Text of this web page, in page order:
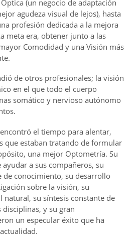
(un negocio de adaptación
agudeza visual de lejos), hasta
profesión dedicada a la mejora
meta era, obtener junto a las
Comodidad y una Visión más
de otros profesionales; la visión
en el que todo el cuerpo
somático y nervioso autónomo
el tiempo para alentar,
que estaban tratando de formular
una mejor Optometría. Su
a sus compañeros, su
de conocimiento, su desarrollo
sobre la visión, su
natural, su síntesis constante de
y su gran
un especular éxito que ha